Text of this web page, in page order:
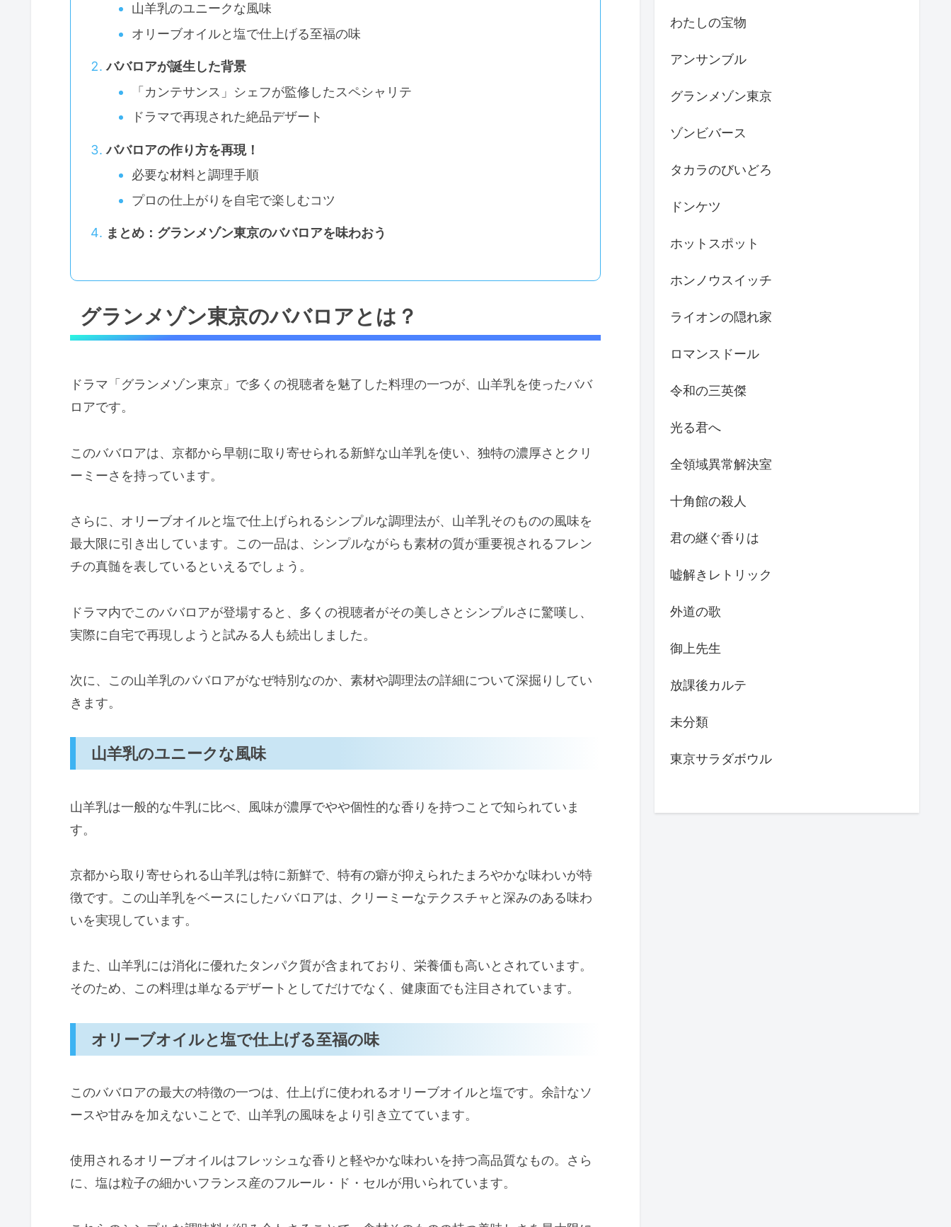
山羊乳のユニークな風味
オリーブオイルと塩で仕上げる至福の味
ババロアが誕生した背景
「カンテサンス」シェフが監修したスペシャリテ
ドラマで再現された絶品デザート
ババロアの作り方を再現！
必要な材料と調理手順
プロの仕上がりを自宅で楽しむコツ
まとめ：グランメゾン東京のババロアを味わおう
グランメゾン東京のババロアとは？
ドラマ「グランメゾン東京」で多くの視聴者を魅了した料理の一つが、山羊乳を使ったババ
ロアです。
このババロアは、京都から早朝に取り寄せられる新鮮な山羊乳を使い、独特の濃厚さとクリ
ーミーさを持っています。
さらに、オリーブオイルと塩で仕上げられるシンプルな調理法が、山羊乳そのものの風味を
最大限に引き出しています。この一品は、シンプルながらも素材の質が重要視されるフレン
チの真髄を表しているといえるでしょう。
ドラマ内でこのババロアが登場すると、多くの視聴者がその美しさとシンプルさに驚嘆し、
実際に自宅で再現しようと試みる人も続出しました。
次に、この山羊乳のババロアがなぜ特別なのか、素材や調理法の詳細について深掘りしてい
きます。
山羊乳のユニークな風味
山羊乳は一般的な牛乳に比べ、風味が濃厚でやや個性的な香りを持つことで知られていま
す。
京都から取り寄せられる山羊乳は特に新鮮で、特有の癖が抑えられたまろやかな味わいが特
徴です。この山羊乳をベースにしたババロアは、クリーミーなテクスチャと深みのある味わ
いを実現しています。
また、山羊乳には消化に優れたタンパク質が含まれており、栄養価も高いとされています。
そのため、この料理は単なるデザートとしてだけでなく、健康面でも注目されています。
オリーブオイルと塩で仕上げる至福の味
このババロアの最大の特徴の一つは、仕上げに使われるオリーブオイルと塩です。余計なソ
ースや甘みを加えないことで、山羊乳の風味をより引き立てています。
使用されるオリーブオイルはフレッシュな香りと軽やかな味わいを持つ高品質なもの。さら
に、塩は粒子の細かいフランス産のフルール・ド・セルが用いられています。
わたしの宝物
アンサンブル
グランメゾン東京
ゾンビバース
タカラのびいどろ
ドンケツ
ホットスポット
ホンノウスイッチ
ライオンの隠れ家
ロマンスドール
令和の三英傑
光る君へ
全領域異常解決室
十角館の殺人
君の継ぐ香りは
嘘解きレトリック
外道の歌
御上先生
放課後カルテ
未分類
東京サラダボウル